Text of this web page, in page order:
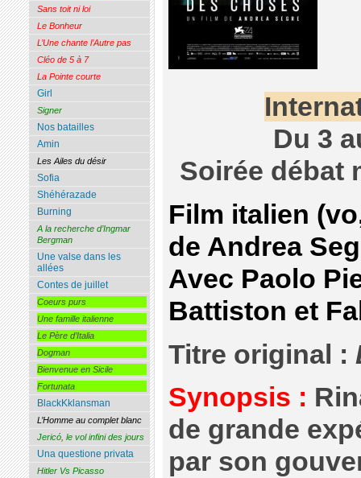
Du 3
Soirée débat
Film italien
de Andrea
Avec Paolo
Battiston et
Titre original :
Synopsis :
de grande
par son
Sans toit ni loi
Le Bonheur
L’Une chante l’Autre pas
Cléo de 5 à 7
La Pointe courte
Girl
Signer
Nos batailles
Amin
Les Ailes du désir
Sofia
Shéhérazade
Burning
A la recherche d’Ingmar
Bergman
Une valse dans les
allées
Contes de juillet
Coeurs purs
Une famille italienne
Le Père d’Italia
Dogman
Bienvenue en Sicile
Fortunata
BlackKklansman
L’Homme au complet blanc
Jericó, le vol infini des jours
Una questione privata
Hitler Vs Picasso